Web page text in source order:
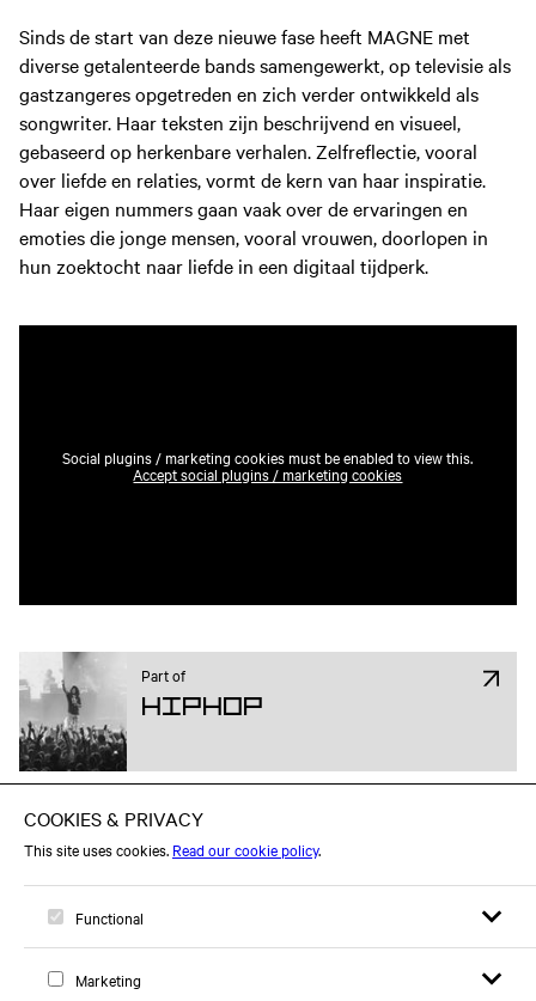
Sinds de start van deze nieuwe fase heeft MAGNE met
diverse getalenteerde bands samengewerkt, op televisie als
gastzangeres opgetreden en zich verder ontwikkeld als
songwriter. Haar teksten zijn beschrijvend en visueel,
gebaseerd op herkenbare verhalen. Zelfreflectie, vooral
over liefde en relaties, vormt de kern van haar inspiratie.
Haar eigen nummers gaan vaak over de ervaringen en
emoties die jonge mensen, vooral vrouwen, doorlopen in
hun zoektocht naar liefde in een digitaal tijdperk.
Social plugins / marketing cookies must be enabled to view this.
Accept social plugins / marketing cookies
Part of
Hiphop